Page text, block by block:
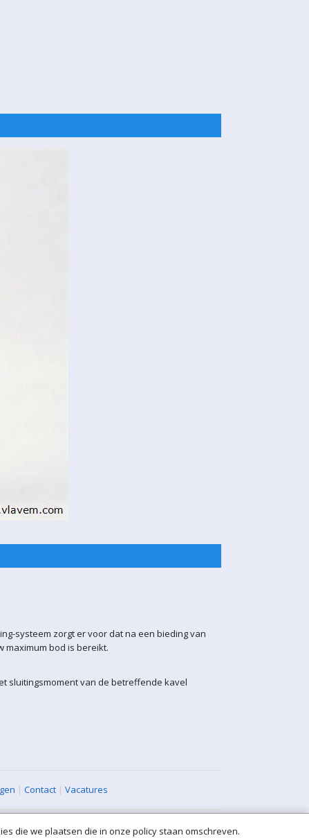
systeem zorgt er voor dat na een bieding van
maximum bod is bereikt.
sluitingsmoment van de betreffende kavel
| Contact | Vacatures
die we plaatsen die in onze policy staan omschreven.